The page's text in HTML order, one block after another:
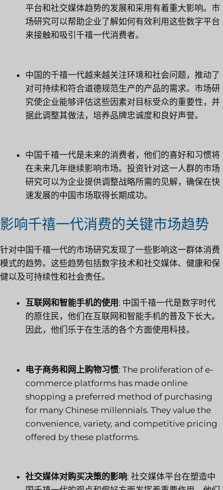
平台和社交媒体趋势的发展和采用有着重大影响。市
场研究可以帮助企业了解如何有效利用这些数字平台
来接触和吸引千禧一代消费者。
中国的千禧一代越来越关注环境和社会问题，推动了
对可持续和符合道德规范生产的产品的需求。市场研
究使企业能够评估这些因素对目标受众的重要性，并
据此调整其做法，培养品牌忠诚度和良好声誉。
中国千禧一代是未来的消费者，他们的喜好和习惯将
在未来几年继续影响市场。投资针对这一人群的市场
研究可以为企业提供调整战略所需的见解，确保在快
速发展的中国市场取得长期成功。
影响千禧一代消费的关键市场趋势
针对中国千禧一代的市场研究发现了一些影响这一群体消费
模式的趋势。这些趋势包括数字技术和社交媒体、健康和保
健以及可持续性和社会责任。
互联网和智能手机的使用 : 中国千禧一代是数字时代
的原住民，他们在互联网和智能手机的普及下长大。
因此，他们乐于在生活的各个方面使用科技。
电子商务和网上购物习惯: The proliferation of e-
commerce platforms has made online
shopping a preferred method of purchasing
for many Chinese millennials. They value the
convenience, variety, and competitive pricing
offered by these platforms.
社交媒体对购买决策的影响: 社交媒体平台在塑造中